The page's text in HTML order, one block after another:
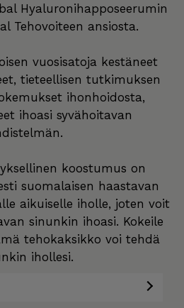
Hyaluronihapposeerumin
Tehovoiteen ansiosta.
vuosisatoja kestäneet
tieteellisen tutkimuksen
ihonhoidosta,
ihoasi syvähoitavan
koostumus on
suomalaisen haastavan
aikuiselle iholle, joten voit
sinunkin ihoasi. Kokeile
tehokaksikko voi tehdä
ihollesi.